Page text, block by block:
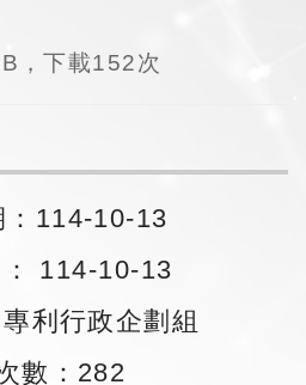
，下載152次
：114-10-13
114-10-13
利行政企劃組
數：282